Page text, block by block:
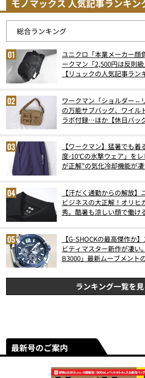
モノマックス 人気記事ランキン
ユニクロ「本業メーカー顔
ークマン「2,500円は反則
【リュックの人気記事ラ
ワークマン「ショルダー⇔
の万能サブバッグ、ワイル
ラボ付録…ほか【休日バッ
【ワークマン】猛暑でも
度-10℃の氷撃ウェア」を
が正解”の気化冷却機能が
【汗だく通勤からの解放
ビジネスの大正解！オリヒ
秀。酷暑も涼しい顔で働け
【G-SHOCKの最高傑作か
ビティマスター新作が凄い
B3000」最新ムーブメント
ランキング一覧を
最新号のご案内